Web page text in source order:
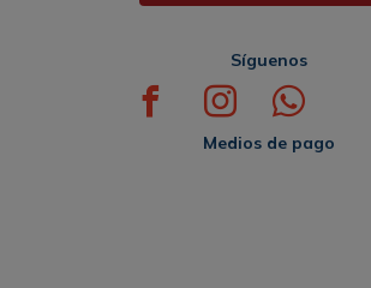
Síguenos
Medios de pago